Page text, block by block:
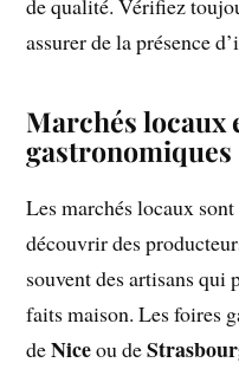
de qualité. Vérifiez
assurer de la présence
Marchés locaux
gastronomiques
Les marchés locaux
découvrir des
souvent des artisans qui
faits maison. Les foires
deNiceou de